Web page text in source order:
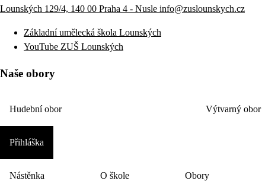
Lounských 129/4, 140 00 Praha 4 - Nusle info@zuslounskych.cz
Základní umělecká škola Lounských
YouTube ZUŠ Lounských
Naše obory
Hudební obor Výtvarný obor
Přihláška
Nástěnka O škole Obory